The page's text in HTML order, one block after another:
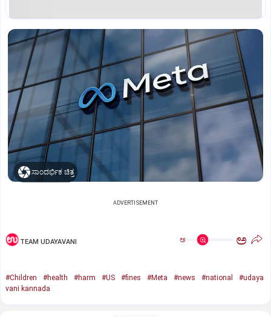
ಸಾಂದರ್ಭಿಕ ಚಿತ್ರ
ADVERTISEMENT
TEAM UDAYAVANI ಅ ಅ
#Children #health #harm #US #fines #Meta #news #national
#udaya
vani kannada